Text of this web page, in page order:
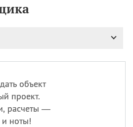
объект
проект.
расчеты —
ноты!
великомученика
покровителя всех
врачей и целителя
09.08